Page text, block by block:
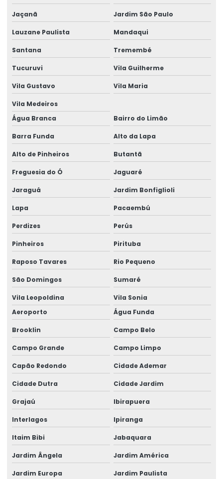
Curso calculista de estruturas metálicas
Curso calculo estrutura metalica
Curso completo de advance steel
Curso estrutura metálica
Curso projetista de estruturas metálicas
Curso projetista industrial
Cursos de projetos construção civil
Cursos de projetos estruturais
Detalhamento de estrutura metálica
Dimensionamento Estrutural Para Prédios
Empresa de calculo estrutural
Empresa especializada em cálculo estrutural
Empresa Especializada Em Projeto Estrutural
Empresa especializada em estrutura metálica
Empresa de projeto estrutural
Empresa de projetos de engenharia civil
Engenharia Civil Calculo Estrutural
Engenharia civil laudo estrutural
Engenharia Civil Projeto Estrutural
Engenharia Estrutural
Engenharia Turnkey Para Galpões
Engenheiro Calculista Estrutural
Engenheiro Civil Calculista Estrutural
Jaçanã Jardim São Paulo
Lauzane Paulista Mandaqui
Santana Tremembé
Tucuruvi Vila Guilherme
Vila Gustavo Vila Maria
Vila Medeiros
Água Branca
Bairro do Limão
Barra Funda Alto da Lapa
Alto de Pinheiros Butantã
Freguesia do Ó Jaguaré
Jaraguá Jardim Bonfiglioli
Lapa Pacaembú
Perdizes Perús
Pinheiros Pirituba
Raposo Tavares Rio Pequeno
São Domingos Sumaré
Vila Leopoldina
Vila Sonia
Aeroporto
Água Funda
Brooklin Campo Belo
Campo Grande Campo Limpo
Capão Redondo Cidade Ademar
Cidade Dutra Cidade Jardim
Grajaú Ibirapuera
Interlagos Ipiranga
Itaim Bibi Jabaquara
Jardim Ângela Jardim América
Jardim Europa Jardim Paulista